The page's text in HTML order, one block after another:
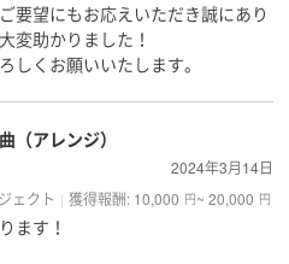
要望にもお応えいただき誠にあり
変助かりました！
しくお願いいたします。
（アレンジ）
2024年3月14日
ェクト 獲得報酬: 10,000 円~ 20,000 円
ます！